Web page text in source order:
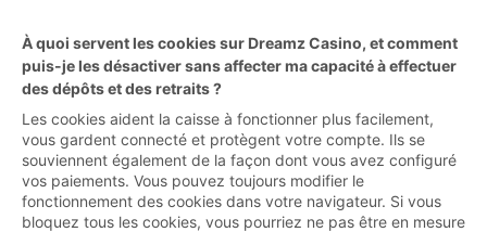
À quoi servent les cookies sur Dreamz Casino, et comment
puis-je les désactiver sans affecter ma capacité à effectuer
des dépôts et des retraits ?
Les cookies aident la caisse à fonctionner plus facilement,
vous gardent connecté et protègent votre compte. Ils se
souviennent également de la façon dont vous avez configuré
vos paiements. Vous pouvez toujours modifier le
fonctionnement des cookies dans votre navigateur. Si vous
bloquez tous les cookies, vous pourriez ne pas être en mesure